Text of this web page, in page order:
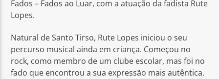
Rádio No ar
Fados – Fados ao Luar, com a atuação da fadista Rute
Lopes.
Natural de Santo Tirso, Rute Lopes iniciou o seu
percurso musical ainda em criança. Começou no
rock, como membro de um clube escolar, mas foi no
fado que encontrou a sua expressão mais autêntica.